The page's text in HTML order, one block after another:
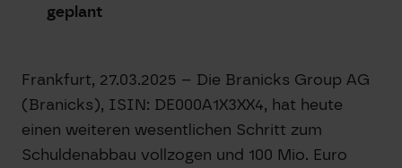
geplant
Frankfurt, 27.03.2025 – Die Branicks Group AG
(Branicks), ISIN: DE000A1X3XX4, hat heute
einen weiteren wesentlichen Schritt zum
Schuldenabbau vollzogen und 100 Mio. Euro